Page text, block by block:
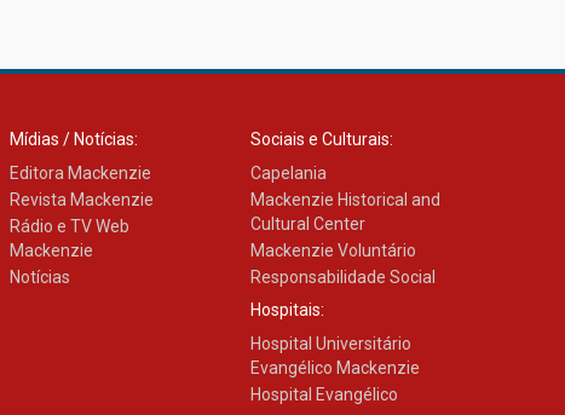
Mídias / Notícias:
Editora Mackenzie
Revista Mackenzie
Rádio e TV Web
Mackenzie
Notícias
Sociais e Culturais:
Capelania
Mackenzie Historical and
Cultural Center
Mackenzie Voluntário
Responsabilidade Social
Hospitais:
Hospital Universitário
Evangélico Mackenzie
Hospital Evangélico